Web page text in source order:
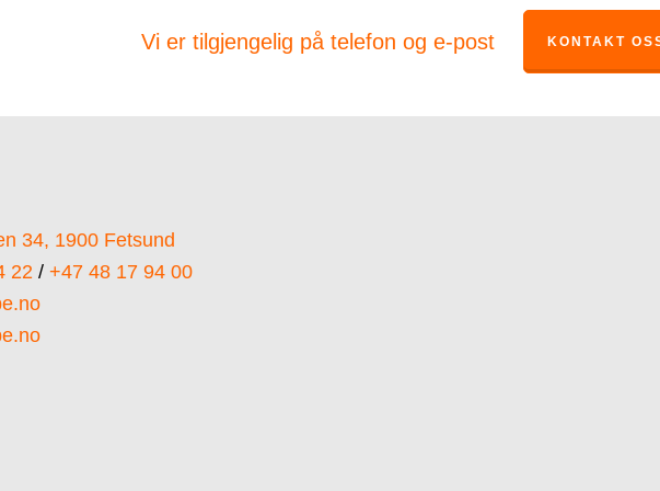
Vi er tilgjengelig på telefon og e-post KONTAKT
34, 1900 Fetsund
22 / +47 48 17 94 00